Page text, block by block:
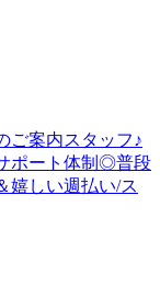
案内スタッフ♪
ポート体制◎普段
嬉しい週払い/ス